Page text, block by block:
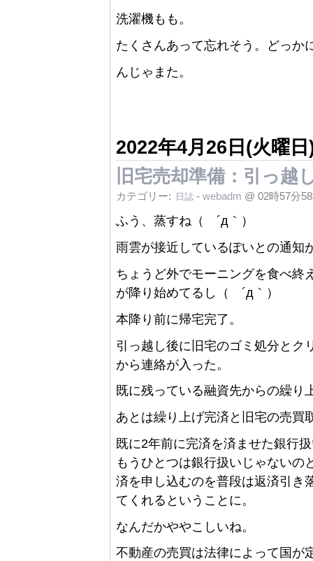
洗濯機もも。
たくさんあって忘れそう。どっか
んじゃまた。
2022年4月26日(火曜日
旧宅売却準備：引っ越
カテゴリー: 日誌 - webadm @ 02時57分
ふう、蒸すね（ ´д｀）
雨雲が接近しているぽいとの通知
ちょうど外でモーニングを食べ終
が降り始めてるし（ ´д｀）
本降り前に帰宅完了。
引っ越し後に旧宅のゴミ処分とク
から連絡が入った。
既に残っている融資先からの繰り
あとは繰り上げ完済と旧宅の売買
既に2年前に完済を済ませた銀行
もうひとつは銀行扱いじゃないの
済を申し込むのを普段は返済引き
てくれるということに。
なんだかややこしいね。
不動産の売買は法律によって国が